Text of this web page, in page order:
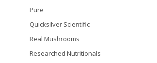
Pure
Quicksilver Scientific
Real Mushrooms
Researched Nutritionals